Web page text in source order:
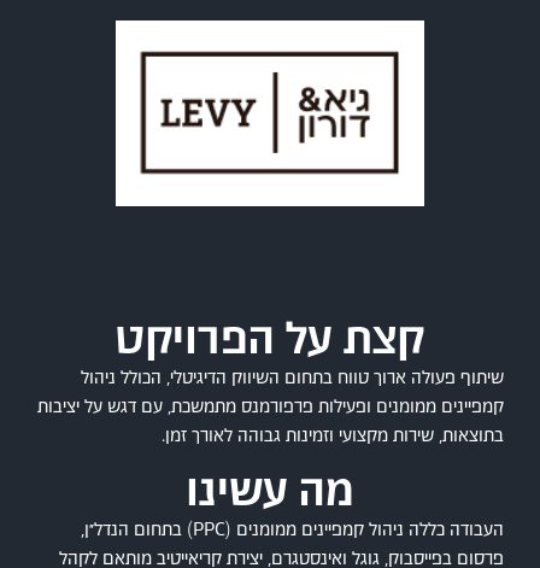
קצת על הפרויקט
שיתוף פעולה ארוך טווח בתחום השיווק הדיגיטלי, הכולל ניהול
קמפיינים ממומנים ופעילות פרפורמנס מתמשכת, עם דגש על יציבות
בתוצאות, שירות מקצועי וזמינות גבוהה לאורך זמן.
מה עשינו
העבודה כללה ניהול קמפיינים ממומנים (PPC) בתחום הנדל״ן,
פרסום בפייסבוק, גוגל ואינסטגרם, יצירת קריאייטיב מותאם לקהל